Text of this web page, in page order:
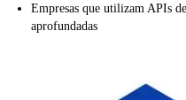
Empresas que utilizam APIs
aprofundadas